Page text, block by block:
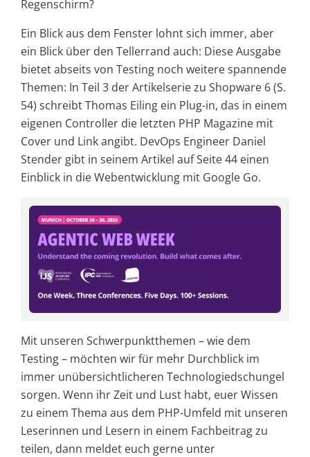
Regenschirm?
Ein Blick aus dem Fenster lohnt sich immer, aber
ein Blick über den Tellerrand auch: Diese Ausgabe
bietet abseits von Testing noch weitere spannende
Themen: In Teil 3 der Artikelserie zu Shopware 6 (S.
54) schreibt Thomas Eiling ein Plug-in, das in einem
eigenen Controller die letzten PHP Magazine mit
Cover und Link angibt. DevOps Engineer Daniel
Stender gibt in seinem Artikel auf Seite 44 einen
Einblick in die Webentwicklung mit Google Go.
Mit unseren Schwerpunktthemen – wie dem
Testing – möchten wir für mehr Durchblick im
immer unübersichtlicheren Technologiedschungel
sorgen. Wenn ihr Zeit und Lust habt, euer Wissen
zu einem Thema aus dem PHP-Umfeld mit unseren
Leserinnen und Lesern in einem Fachbeitrag zu
teilen, dann meldet euch gerne unter